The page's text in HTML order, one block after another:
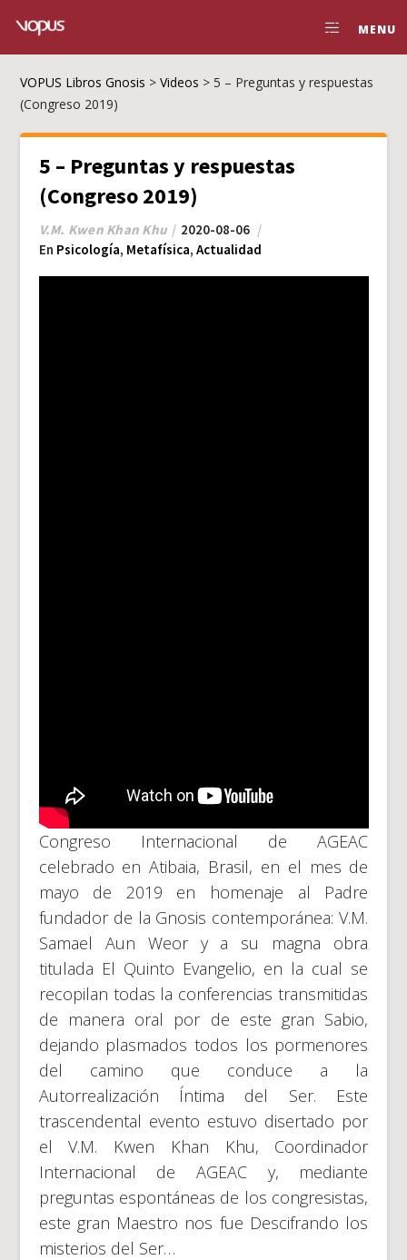
MENU
VOPUS Libros Gnosis >Videos >5 – Preguntas y respuestas
(Congreso 2019)
5 – Preguntas y respuestas
(Congreso 2019)
V.M. Kwen Khan Khu
2020-08-06
En Psicología, Metafísica, Actualidad
Congreso Internacional de AGEAC
celebrado en Atibaia, Brasil, en el mes de
mayo de 2019 en homenaje al Padre
fundador de la Gnosis contemporánea: V.M.
Samael Aun Weor y a su magna obra
titulada El Quinto Evangelio, en la cual se
recopilan todas la conferencias transmitidas
de manera oral por de este gran Sabio,
dejando plasmados todos los pormenores
del camino que conduce a la
Autorrealización Íntima del Ser. Este
trascendental evento estuvo disertado por
el V.M. Kwen Khan Khu, Coordinador
Internacional de AGEAC y, mediante
preguntas espontáneas de los congresistas,
este gran Maestro nos fue Descifrando los
misterios del Ser…